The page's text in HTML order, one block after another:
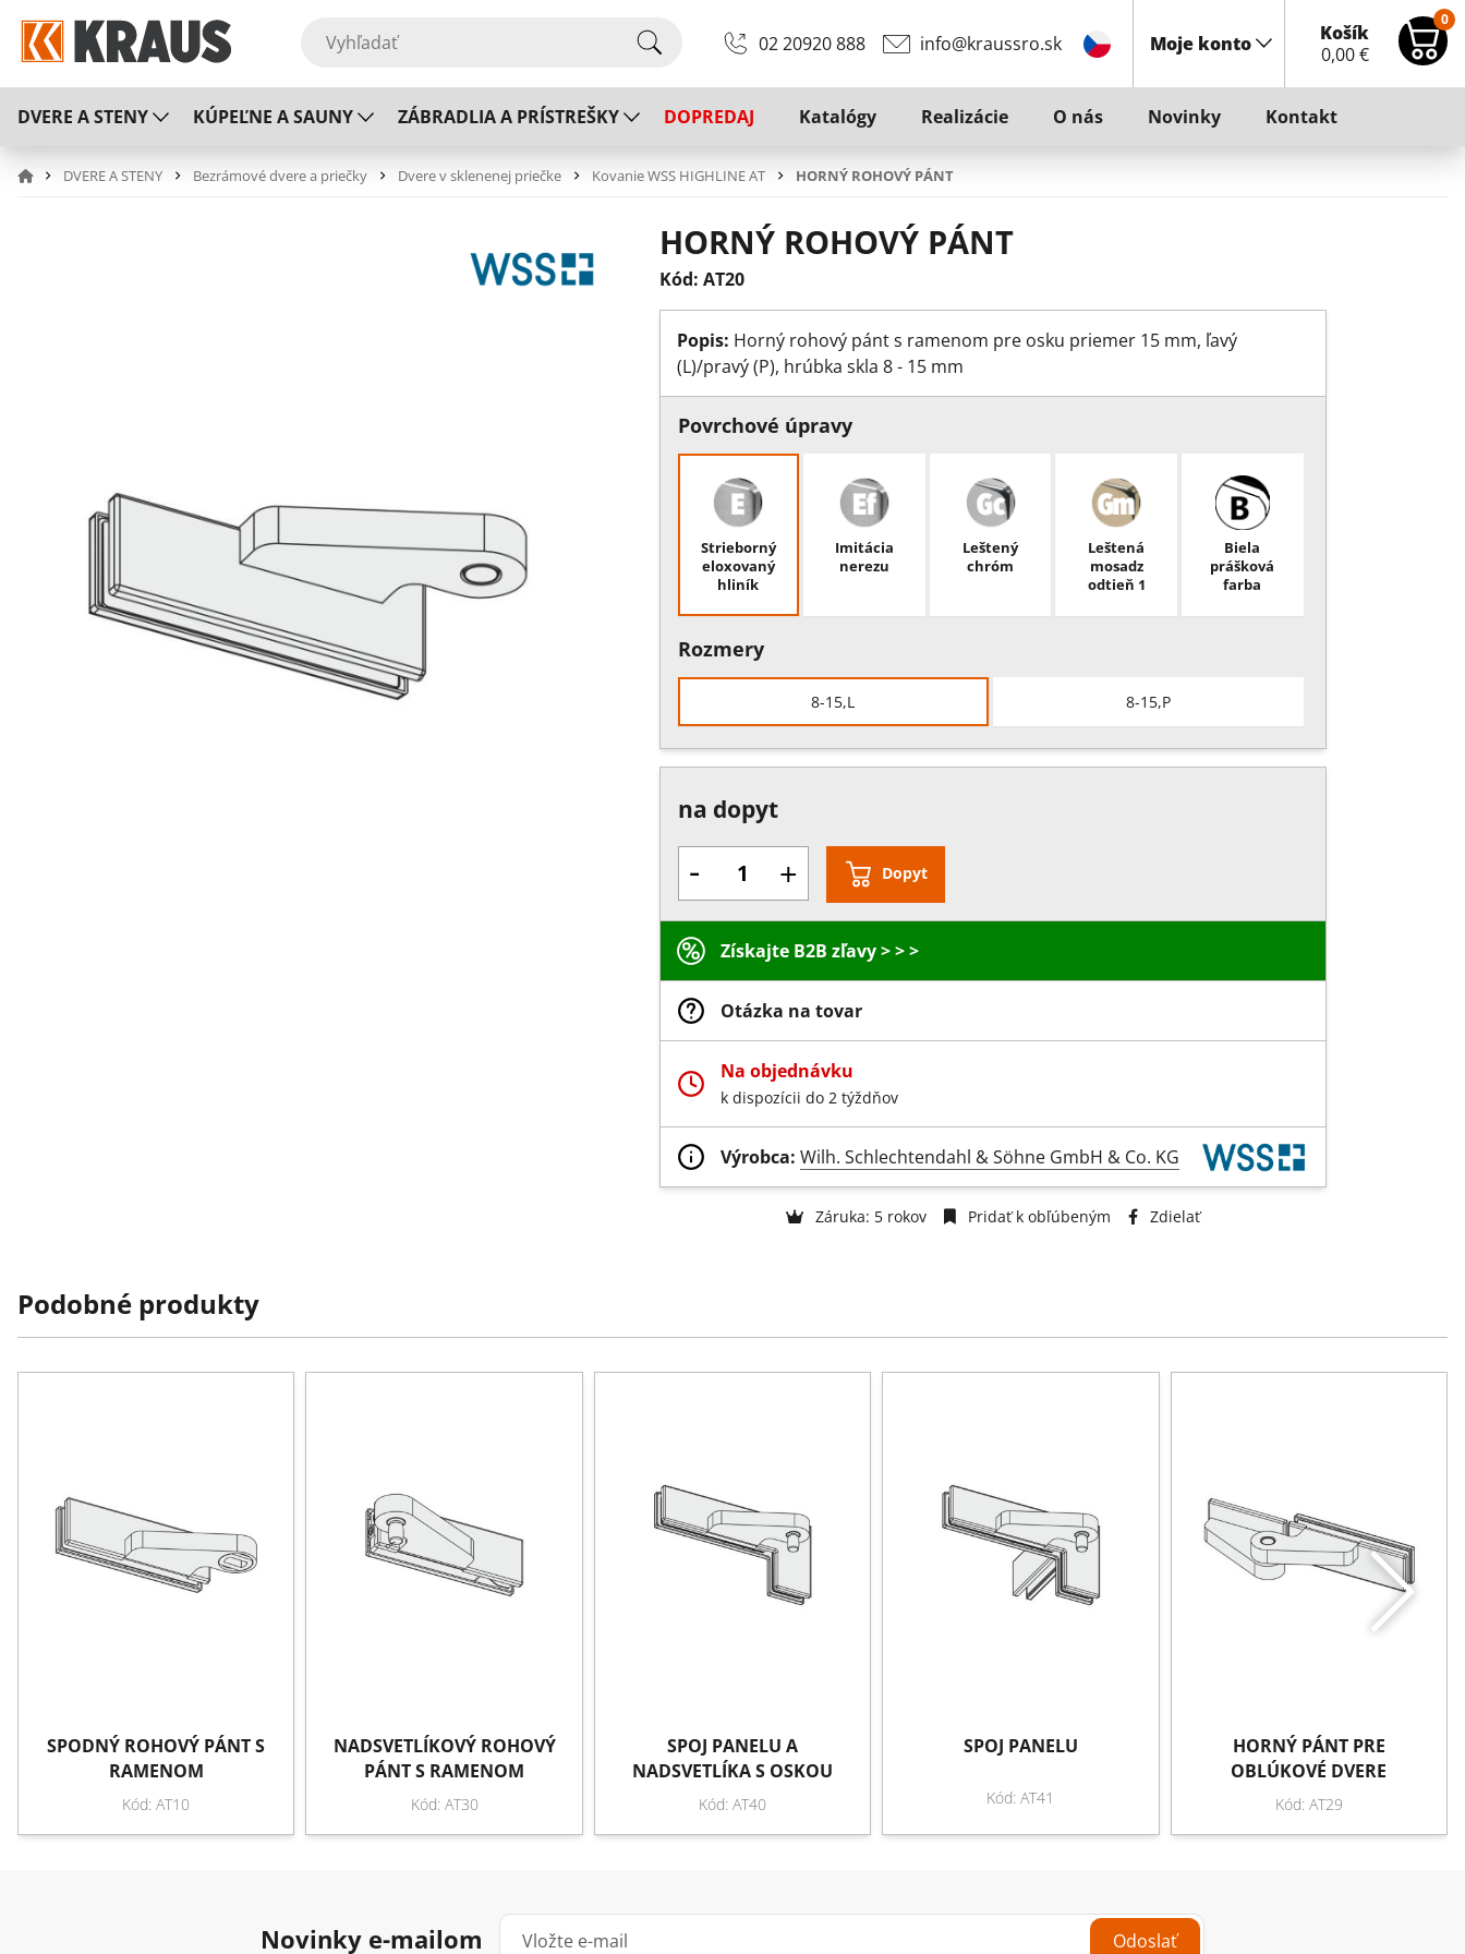
02 20920 888 info@kraussro.sk Moje konto
Košík
0,00€
0
DVERE A STENY KÚPEĽNE A SAUNY ZÁBRADLIA A PRÍSTREŠKY DOPREDAJ Katalógy Realizácie O nás Novinky Kontakt
DVERE A STENY Bezrámové dvere a priečky Dvere v sklenenej priečke Kovanie WSS HIGHLINE AT HORNÝ ROHOVÝ PÁNT
HORNÝ ROHOVÝ PÁNT
Kód: AT20
Popis: Horný rohový pánt s ramenom pre osku priemer 15 mm, ľavý
(L)/pravý (P), hrúbka skla 8 - 15 mm
Povrchové úpravy
Strieborný
eloxovaný
hliník
Imitácia
nerezu
Leštený
chróm
Leštená
mosadz
odtieň 1
Biela
prášková
farba
Rozmery
8-15,L 8-15,P
na dopyt
- + Dopyt
Získajte B2B zľavy > > >
Otázka na tovar
Na objednávku
k dispozícii do 2 týždňov
Výrobca: Wilh. Schlechtendahl & Söhne GmbH & Co. KG
Záruka: 5 rokov Pridať k obľúbeným Zdielať
Podobné produkty
SPODNÝ ROHOVÝ PÁNT S
RAMENOM
Kód: AT10
NADSVETLÍKOVÝ ROHOVÝ
PÁNT S RAMENOM
Kód: AT30
SPOJ PANELU A
NADSVETLÍKA S OSKOU
Kód: AT40
SPOJ PANELU
Kód: AT41
HORNÝ PÁNT PRE
OBLÚKOVÉ DVERE
Kód: AT29
Novinky e-mailom Odoslať